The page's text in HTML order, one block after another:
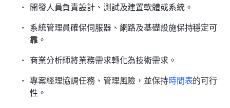
開發人員負責設計、測試及建置軟體或系統。
系統管理員確保伺服器、網路及基礎設施保持穩定可
靠。
商業分析師將業務需求轉化為技術需求。
專案經理協調任務、管理風險，並保持時間表的可行
性。